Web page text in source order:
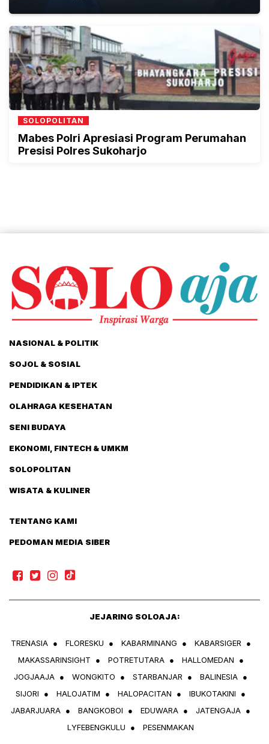
SOLOPOLITAN
Mabes Polri Apresiasi Program Perumahan
Presisi Polres Sukoharjo
NASIONAL & POLITIK
SOJOL & SOSIAL
PENDIDIKAN & IPTEK
OLAHRAGA KESEHATAN
SENI BUDAYA
EKONOMI, FINTECH & UMKM
SOLOPOLITAN
WISATA & KULINER
TENTANG KAMI
PEDOMAN MEDIA SIBER
JEJARING SOLOAJA:
TRENASIA ● FLORESKU ● KABARMINANG ● KABARSIGER
●
MAKASSARINSIGHT
● POTRETUTARA ● HALLOMEDAN
●
JOGJAAJA ● WONGKITO ● STARBANJAR ● BALINESIA ●
SIJORI
● HALOJATIM ● HALOPACITAN ● IBUKOTAKINI
●
JABARJUARA ● BANGKOBOI ● EDUWARA ● JATENGAJA ●
LYFEBENGKULU
● PESENMAKAN